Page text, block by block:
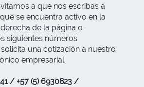
a que nos escribas a
se encuentra activo en la
de la página o
siguientes números
una cotización a nuestro
empresarial.
/ +57 (5) 6930823 /